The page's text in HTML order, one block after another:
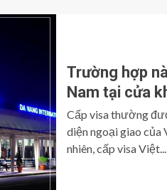
Trường hợp
Nam tại cửa
Cấp visa thường
diện ngoại giao của
nhiên, cấp visa Việt...